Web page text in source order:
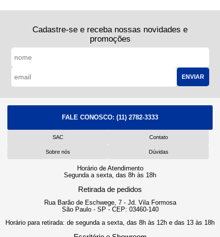
Cadastre-se e receba nossas novidades e
promoções
ENVIAR
FALE CONOSCO: (11) 2782-3333
SAC Contato
Sobre nós Dúvidas
Horário de Atendimento
Segunda a sexta, das 8h às 18h
Retirada de pedidos
Rua Barão de Eschwege, 7 - Jd. Vila Formosa
São Paulo - SP - CEP: 03460-140
Horário para retirada: de segunda a sexta, das 8h às 12h e das 13 às 18h